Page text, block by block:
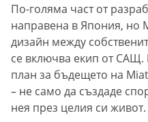
По-голяма част от
направена в Япония, но
дизайн между
се включва екип от
план за бъдещето на
– не само да създаде
нея през целия си живот.